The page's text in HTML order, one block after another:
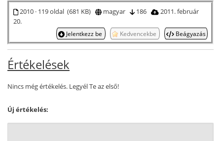
2010 · 119 oldal (681 KB) magyar 186
2011. február
20.
Jelentkezz be Kedvencekbe Beágyazás
Értékelések
Nincs még értékelés. Legyél Te az első!
Új értékelés: